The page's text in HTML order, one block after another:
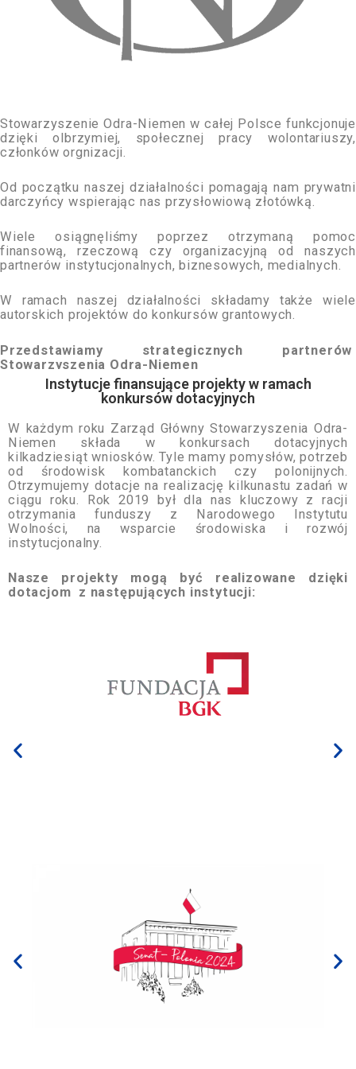
Stowarzyszenie Odra-Niemen w całej Polsce funkcjonuje
dzięki olbrzymiej, społecznej pracy wolontariuszy,
członków orgnizacji.
Od początku naszej działalności pomagają nam prywatni
darczyńcy wspierając nas przysłowiową złotówką.
Wiele osiągnęliśmy poprzez otrzymaną pomoc
finansową, rzeczową czy organizacyjną od naszych
partnerów instytucjonalnych, biznesowych, medialnych.
W ramach naszej działalności składamy także wiele
autorskich projektów do konkursów grantowych.
Przedstawiamy strategicznych partnerów
Stowarzyszenia Odra-Niemen
Instytucje finansujące projekty w ramach
konkursów dotacyjnych
W każdym roku Zarząd Główny Stowarzyszenia Odra-
Niemen składa w konkursach dotacyjnych
kilkadziesiąt wniosków. Tyle mamy pomysłów, potrzeb
od środowisk kombatanckich czy polonijnych.
Otrzymujemy dotacje na realizację kilkunastu zadań w
ciągu roku. Rok 2019 był dla nas kluczowy z racji
otrzymania funduszy z Narodowego Instytutu
Wolności, na wsparcie środowiska i rozwój
instytucjonalny.
Nasze projekty mogą być realizowane dzięki
dotacjom z następujących instytucji: